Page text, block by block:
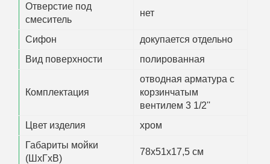
Отверстие под
смеситель
нет
Сифон
докупается отдельно
Вид поверхности
полированная
Комплектация
отводная арматура с
корзинчатым
вентилем 3 1/2''
Цвет изделия
хром
Габариты мойки
(ШхГхВ)
78x51x17,5 см